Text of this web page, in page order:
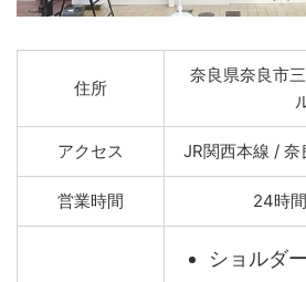
住所
奈良県奈良市
アクセス JR関西本線 /
営業時間 24時
ショルダ